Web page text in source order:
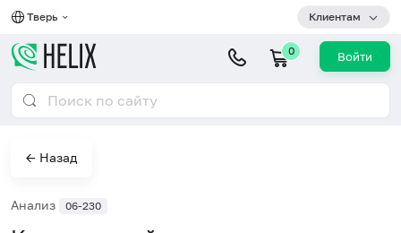
Тверь Клиентам
0 Войти
← Назад
Анализ 06-230